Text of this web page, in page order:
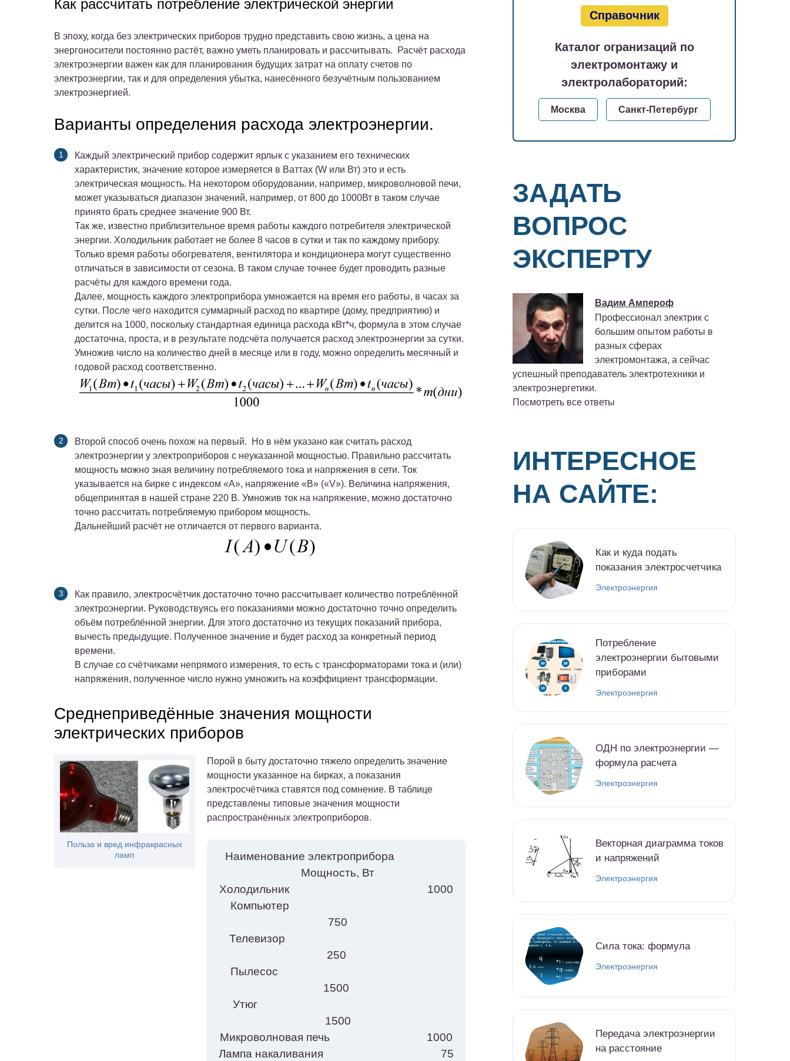
Как рассчитать потребление электрической энергии
В эпоху, когда без электрических приборов трудно представить свою жизнь, а цена на
энергоносители постоянно растёт, важно уметь планировать и рассчитывать. Расчёт расхода
электроэнергии важен как для планирования будущих затрат на оплату счетов по
электроэнергии, так и для определения убытка, нанесённого безучётным пользованием
электроэнергией.
Варианты определения расхода электроэнергии.
Каждый электрический прибор содержит ярлык с указанием его технических
характеристик, значение которое измеряется в Ваттах (W или Вт) это и есть
электрическая мощность. На некотором оборудовании, например, микроволновой печи,
может указываться диапазон значений, например, от 800 до 1000Вт в таком случае
принято брать среднее значение 900 Вт.
Так же, известно приблизительное время работы каждого потребителя электрической
энергии. Холодильник работает не более 8 часов в сутки и так по каждому прибору.
Только время работы обогревателя, вентилятора и кондиционера могут существенно
отличаться в зависимости от сезона. В таком случае точнее будет проводить разные
расчёты для каждого времени года.
Далее, мощность каждого электроприбора умножается на время его работы, в часах за
сутки. После чего находится суммарный расход по квартире (дому, предприятию) и
делится на 1000, поскольку стандартная единица расхода кВт*ч, формула в этом случае
достаточна, проста, и в результате подсчёта получается расход электроэнергии за сутки.
Умножив число на количество дней в месяце или в году, можно определить месячный и
годовой расход соответственно.
Второй способ очень похож на первый. Но в нём указано как считать расход
электроэнергии у электроприборов с неуказанной мощностью. Правильно рассчитать
мощность можно зная величину потребляемого тока и напряжения в сети. Ток
указывается на бирке с индексом «А», напряжение «В» («V»). Величина напряжения,
общепринятая в нашей стране 220 В. Умножив ток на напряжение, можно достаточно
точно рассчитать потребляемую прибором мощность.
Дальнейший расчёт не отличается от первого варианта.
Как правило, электросчётчик достаточно точно рассчитывает количество потреблённой
электроэнергии. Руководствуясь его показаниями можно достаточно точно определить
объём потреблённой энергии. Для этого достаточно из текущих показаний прибора,
вычесть предыдущие. Полученное значение и будет расход за конкретный период
времени.
В случае со счётчиками непрямого измерения, то есть с трансформаторами тока и (или)
напряжения, полученное число нужно умножить на коэффициент трансформации.
Среднеприведённые значения мощности
электрических приборов
Польза и вред инфракрасных
ламп
Порой в быту достаточно тяжело определить значение
мощности указанное на бирках, а показания
электросчётчика ставятся под сомнение. В таблице
представлены типовые значения мощности
распространённых электроприборов.
Наименование электроприбора
Мощность, Вт
Холодильник 1000
Компьютер
750
Телевизор
250
Пылесос
1500
Утюг
1500
Микроволновая печь 1000
Лампа накаливания 75
Справочник
Каталог огранизаций по
электромонтажу и
электролабораторий:
Москва Санкт-Петербург
ЗАДАТЬ
ВОПРОС
ЭКСПЕРТУ
Вадим Ампероф
Профессионал электрик с
большим опытом работы в
разных сферах
электромонтажа, а сейчас
успешный преподаватель электротехники и
электроэнергетики.
Посмотреть все ответы
ИНТЕРЕСНОЕ
НА САЙТЕ:
Как и куда подать
показания электросчетчика
Электроэнергия
Потребление
электроэнергии бытовыми
приборами
Электроэнергия
ОДН по электроэнергии —
формула расчета
Электроэнергия
Векторная диаграмма токов
и напряжений
Электроэнергия
Cила тока: формула
Электроэнергия
Передача электроэнергии
на расстояние